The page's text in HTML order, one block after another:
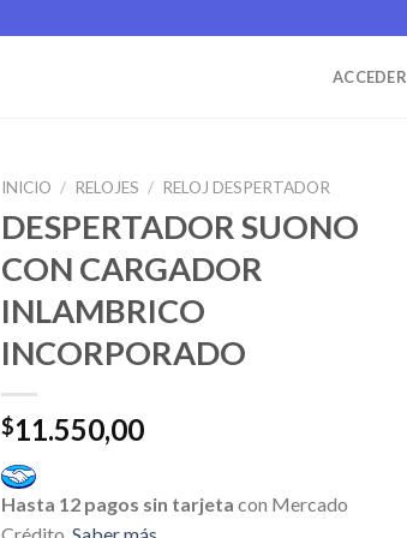
ACCEDER
INICIO / RELOJES / RELOJ DESPERTADOR
DESPERTADOR SUONO
CON CARGADOR
INLAMBRICO
INCORPORADO
$11.550,00
Hasta 12 pagos sin tarjeta con Mercado